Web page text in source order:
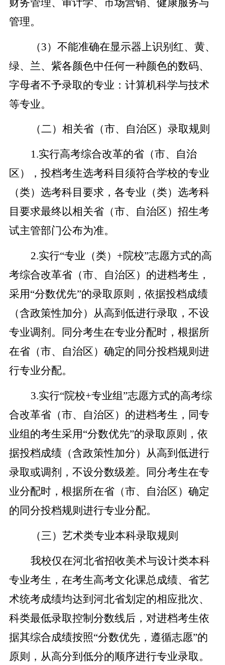
管理。
（3）不能准确在显示器上识别红、黄、
绿、兰、紫各颜色中任何一种颜色的数码、
字母者不予录取的专业：计算机科学与技术
等专业。
（二）相关省（市、自治区）录取规则
1.实行高考综合改革的省（市、自治
区），投档考生选考科目须符合学校的专业
（类）选考科目要求，各专业（类）选考科
目要求最终以相关省（市、自治区）招生考
试主管部门公布为准。
2.实行“专业（类）+院校”志愿方式的高
考综合改革省（市、自治区）的进档考生，
采用“分数优先”的录取原则，依据投档成绩
（含政策性加分）从高到低进行录取，不设
专业调剂。同分考生在专业分配时，根据所
在省（市、自治区）确定的同分投档规则进
行专业分配。
3.实行“院校+专业组”志愿方式的高考综
合改革省（市、自治区）的进档考生，同专
业组的考生采用“分数优先”的录取原则，依
据投档成绩（含政策性加分）从高到低进行
录取或调剂，不设分数级差。同分考生在专
业分配时，根据所在省（市、自治区）确定
的同分投档规则进行专业分配。
（三）艺术类专业本科录取规则
我校仅在河北省招收美术与设计类本科
专业考生，在考生高考文化课总成绩、省艺
术统考成绩均达到河北省划定的相应批次、
科类最低录取控制分数线后，对进档考生依
据其综合成绩按照“分数优先，遵循志愿”的
原则，从高分到低分的顺序进行专业录取。